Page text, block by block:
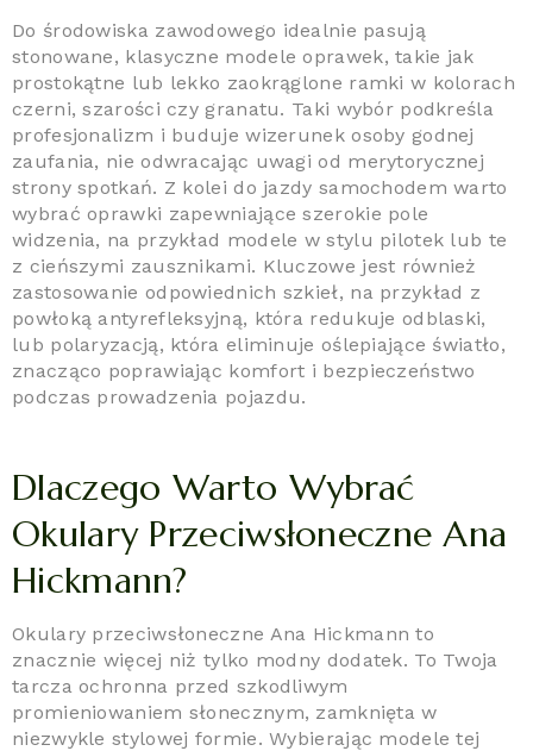
Do środowiska zawodowego idealnie pasują
stonowane, klasyczne modele oprawek, takie jak
prostokątne lub lekko zaokrąglone ramki w kolorach
czerni, szarości czy granatu. Taki wybór podkreśla
profesjonalizm i buduje wizerunek osoby godnej
zaufania, nie odwracając uwagi od merytorycznej
strony spotkań. Z kolei do jazdy samochodem warto
wybrać oprawki zapewniające szerokie pole
widzenia, na przykład modele w stylu pilotek lub te
z cieńszymi zausznikami. Kluczowe jest również
zastosowanie odpowiednich szkieł, na przykład z
powłoką antyrefleksyjną, która redukuje odblaski,
lub polaryzacją, która eliminuje oślepiające światło,
znacząco poprawiając komfort i bezpieczeństwo
podczas prowadzenia pojazdu.
Dlaczego Warto Wybrać
Okulary Przeciwsłoneczne Ana
Hickmann?
Okulary przeciwsłoneczne Ana Hickmann to
znacznie więcej niż tylko modny dodatek. To Twoja
tarcza ochronna przed szkodliwym
promieniowaniem słonecznym, zamknięta w
niezwykle stylowej formie. Wybierając modele tej